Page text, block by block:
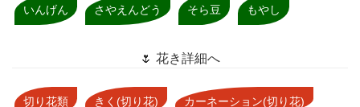
いんげん さやえんどう そら豆 もやし
🌷 花き詳細へ
切り花類 きく(切り花) カーネーション(切り花)